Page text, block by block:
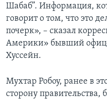
Шабаб”. Информация,
говорит о том, что это
почерк», – сказал
Америки» бывший
Хуссейн.
Мухтар Робоу, ранее в
сторону правительства,